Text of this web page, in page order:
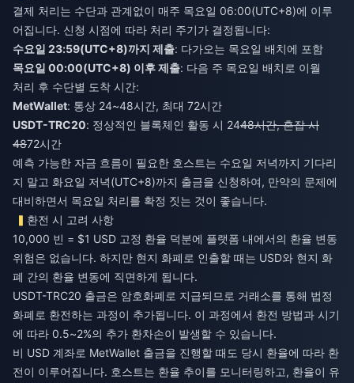
결제 처리는 수단과 관계없이 매주 목요일 06:00(UTC+8)에 이루
어집니다. 신청 시점에 따라 처리 주기가 결정됩니다:
수요일 23:59(UTC+8)까지 제출: 다가오는 목요일 배치에 포함
목요일 00:00(UTC+8) 이후 제출: 다음 주 목요일 배치로 이월
처리 후 수단별 도착 시간:
MetWallet: 통상 24~48시간, 최대 72시간
USDT-TRC20: 정상적인 블록체인 활동 시 2448시간, 혼잡 시
4872시간
예측 가능한 자금 흐름이 필요한 호스트는 수요일 저녁까지 기다리
지 말고 화요일 저녁(UTC+8)까지 출금을 신청하여, 만약의 문제에
대비하면서 목요일 처리를 확정 짓는 것이 좋습니다.
환전 시 고려 사항
10,000 빈 = $1 USD 고정 환율 덕분에 플랫폼 내에서의 환율 변동
위험은 없습니다. 하지만 현지 화폐로 인출할 때는 USD와 현지 화
폐 간의 환율 변동에 직면하게 됩니다.
USDT-TRC20 출금은 암호화폐로 지급되므로 거래소를 통해 법정
화폐로 환전하는 과정이 추가됩니다. 이 과정에서 환전 방법과 시기
에 따라 0.5~2%의 추가 환차손이 발생할 수 있습니다.
비 USD 계좌로 MetWallet 출금을 진행할 때도 당시 환율에 따라 환
전이 이루어집니다. 호스트는 환율 추이를 모니터링하고, 환율이 유